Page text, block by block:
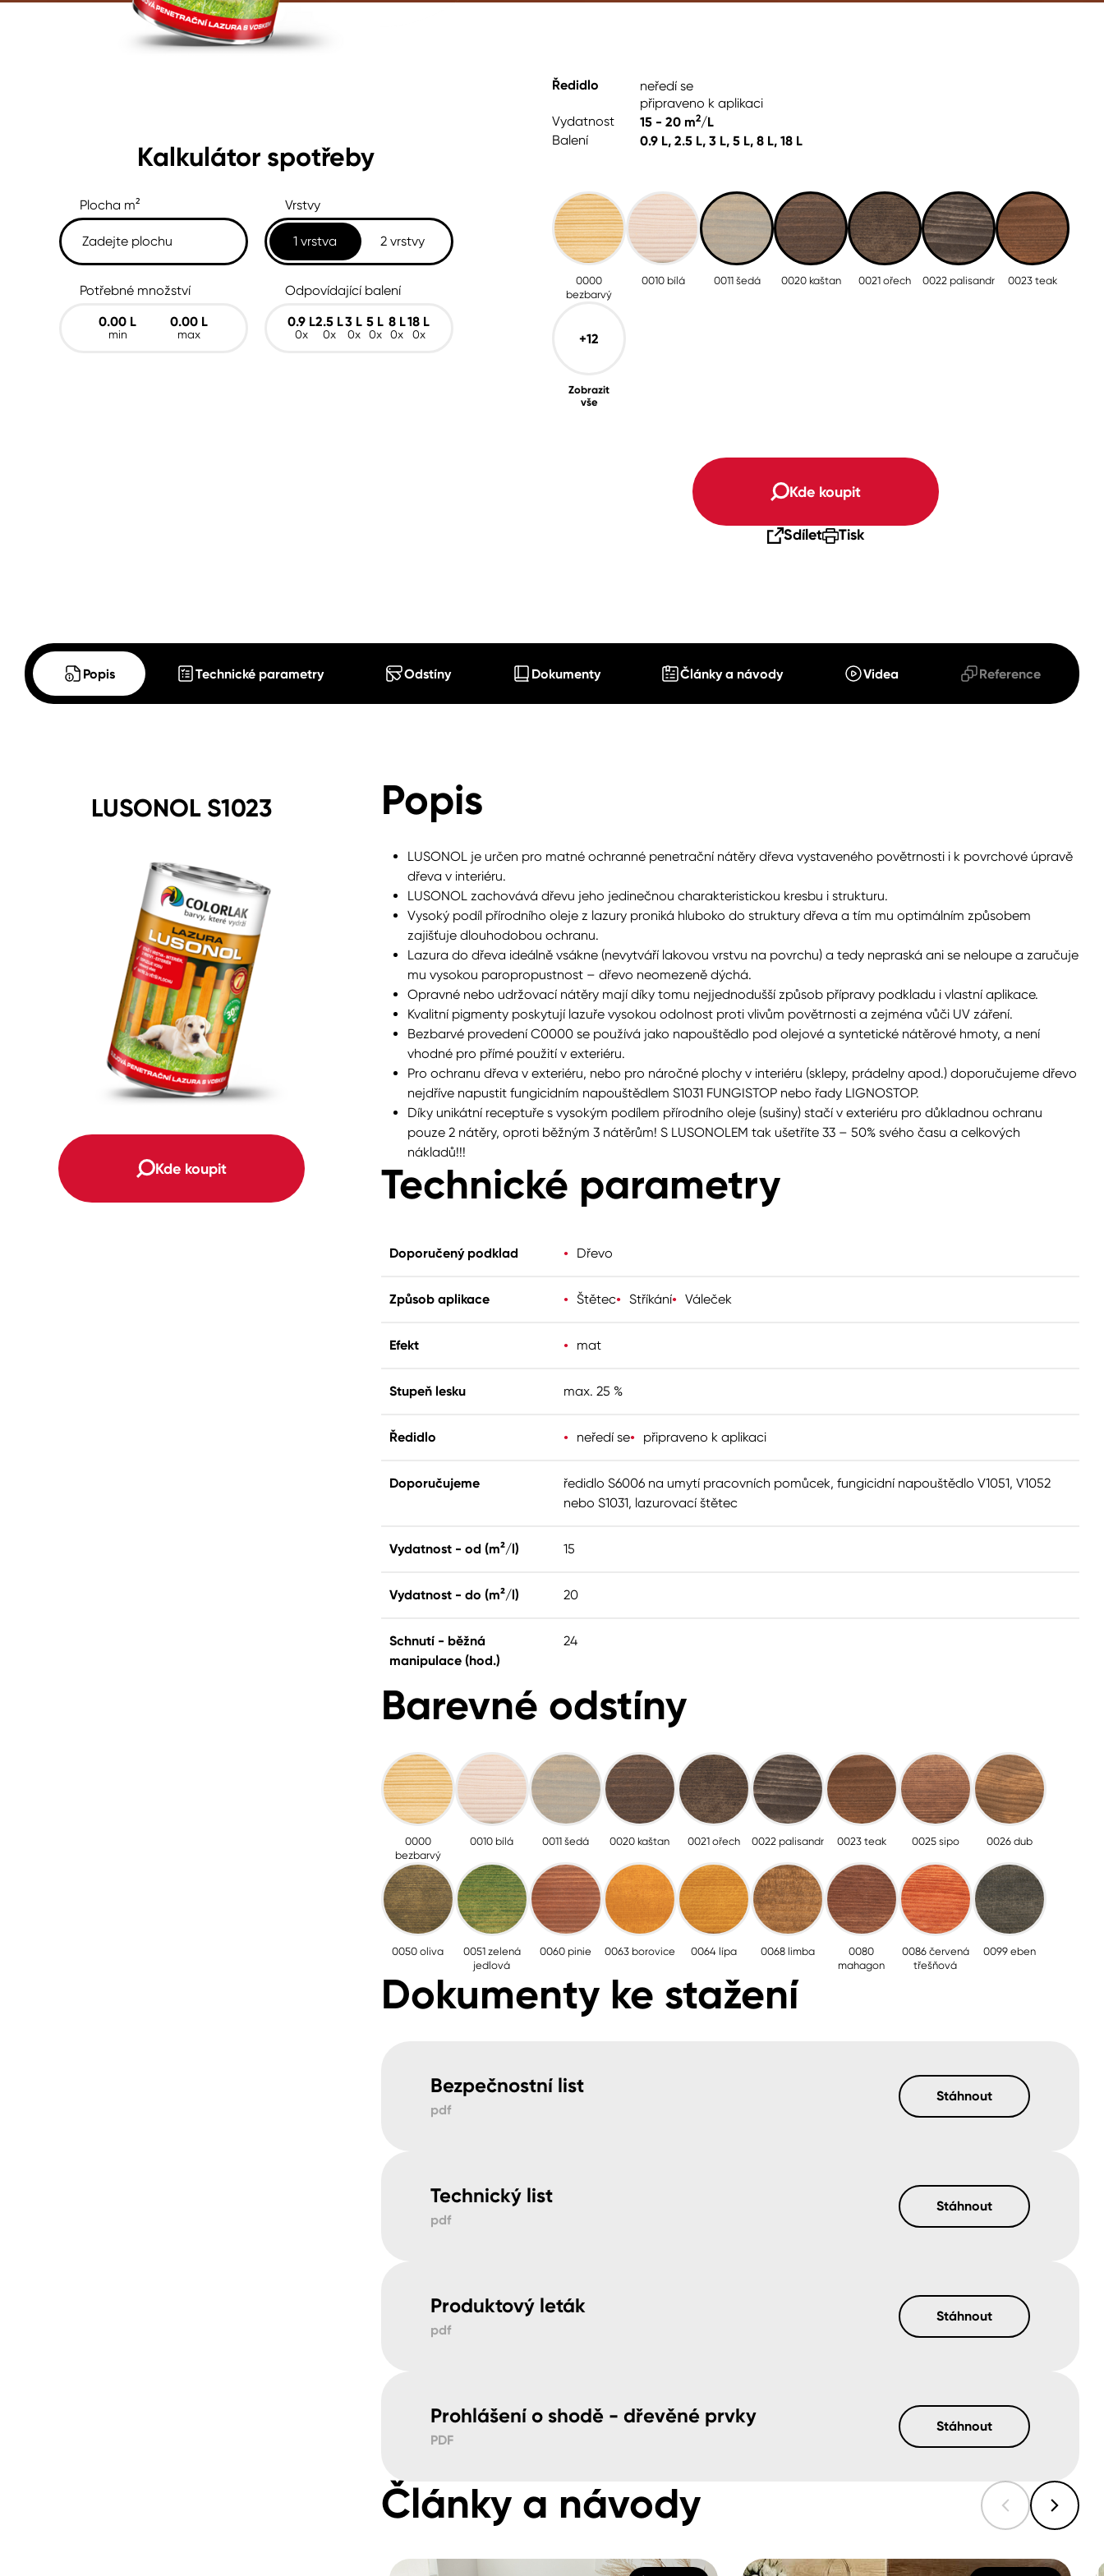
Spreje
Kalkulátor spotřeby
Plocha m² Vrstvy
1 vrstva 2 vrstvy
Potřebné množství
0.00 L
min
0.00 L
max
Odpovídající balení
0.9L
0x
2.5L
0x
3 L
0x
5 L
0x
8L
0x
18 L
0x
Ředidlo
neředí se
připraveno k aplikaci
Vydatnost
15 - 20 m2/L
Balení
0.9 L, 2.5 L, 3 L, 5 L, 8 L, 18 L
0000
bezbarvý
0010 bílá 0011 šedá 0020 kaštan 0021 ořech 0022 palisandr 0023 teak
+12
Zobrazit
vše
Kde koupit
Sdílet Tisk
Popis Technické parametry Odstíny Dokumenty Články a návody Videa Reference
LUSONOL S1023
Kde koupit
Popis
LUSONOL je určen pro matné ochranné penetrační nátěry dřeva vystaveného povětrnosti i k povrchové úpravě
dřeva v interiéru.
LUSONOL zachovává dřevu jeho jedinečnou charakteristickou kresbu i strukturu.
Vysoký podíl přírodního oleje z lazury proniká hluboko do struktury dřeva a tím mu optimálním způsobem
zajišťuje dlouhodobou ochranu.
Lazura do dřeva ideálně vsákne (nevytváří lakovou vrstvu na povrchu) a tedy nepraská ani se neloupe a zaručuje
mu vysokou paropropustnost – dřevo neomezeně dýchá.
Opravné nebo udržovací nátěry mají díky tomu nejjednodušší způsob přípravy podkladu i vlastní aplikace.
Kvalitní pigmenty poskytují lazuře vysokou odolnost proti vlivům povětrnosti a zejména vůči UV záření.
Bezbarvé provedení C0000 se používá jako napouštědlo pod olejové a syntetické nátěrové hmoty, a není
vhodné pro přímé použití v exteriéru.
Pro ochranu dřeva v exteriéru, nebo pro náročné plochy v interiéru (sklepy, prádelny apod.) doporučujeme dřevo
nejdříve napustit fungicidním napouštědlem S1031 FUNGISTOP nebo řady LIGNOSTOP.
Díky unikátní receptuře s vysokým podílem přírodního oleje (sušiny) stačí v exteriéru pro důkladnou ochranu
pouze 2 nátěry, oproti běžným 3 nátěrům! S LUSONOLEM tak ušetříte 33 – 50% svého času a celkových
nákladů!!!
Technické parametry
Doporučený podklad Dřevo
Způsob aplikace Štětec Stříkání Váleček
Efekt mat
Stupeň lesku max. 25 %
Ředidlo neředí se připraveno k aplikaci
Doporučujeme
ředidlo S6006 na umytí pracovních pomůcek, fungicidní napouštědlo V1051, V1052
nebo S1031, lazurovací štětec
Vydatnost - od (m²/l) 15
Vydatnost - do (m²/l) 20
Schnutí - běžná
manipulace (hod.)
24
Barevné odstíny
0000
bezbarvý
0010 bílá 0011 šedá 0020 kaštan 0021 ořech 0022 palisandr 0023 teak 0025 sipo 0026 dub
0050 oliva
0051 zelená
jedlová
0060 pinie 0063 borovice 0064 lípa 0068 limba
0080
mahagon
0086 červená
třešňová
0099 eben
Dokumenty ke stažení
Bezpečnostní list
pdf
Stáhnout
Technický list
pdf
Stáhnout
Produktový leták
pdf
Stáhnout
Prohlášení o shodě - dřevěné prvky
PDF
Stáhnout
Články a návody